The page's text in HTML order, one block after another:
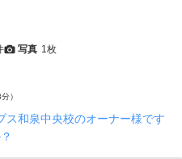
写真 1枚
）
ス和泉中央校のオーナー様です